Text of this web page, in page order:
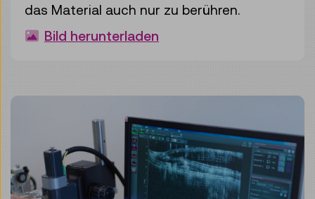
das Material auch nur zu berühren.
Bild herunterladen